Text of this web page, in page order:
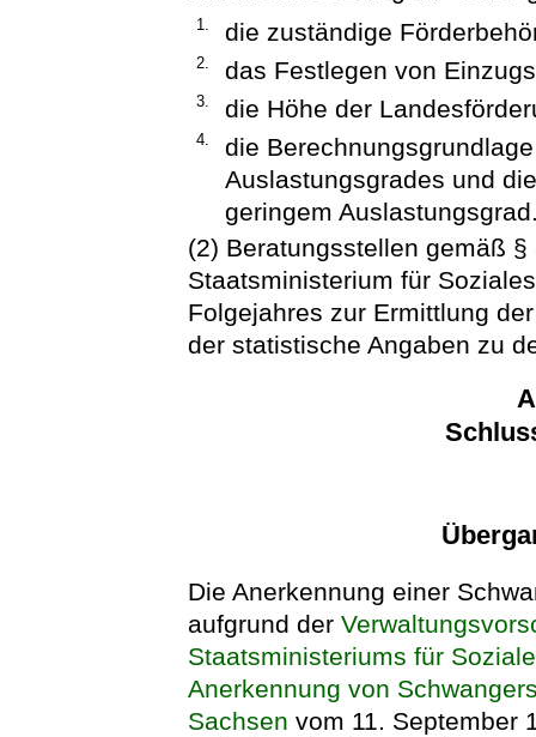
1. die zuständige
2. das Festlegen von
3. die Höhe der
4.
die
Auslastungsgrades und
geringem
(2) Beratungsstellen gemäß
Staatsministerium für
Folgejahres zur Ermittlung
der statistische Angaben zu
Die Anerkennung einer
aufgrund der
Staatsministeriums für
Anerkennung von
Sachsen vom 11. September